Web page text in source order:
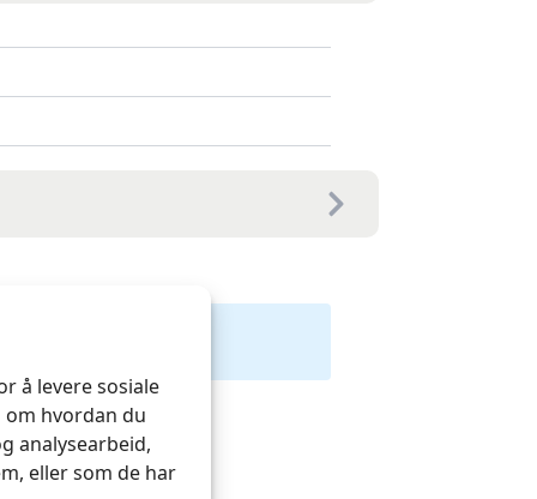
å levere sosiale
hvordan du
analysearbeid,
eller som de har